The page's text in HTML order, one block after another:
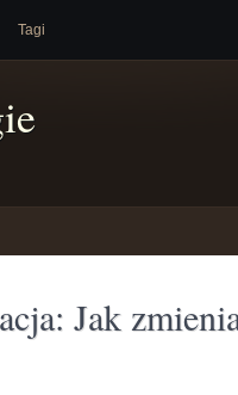
Tagi
Jak